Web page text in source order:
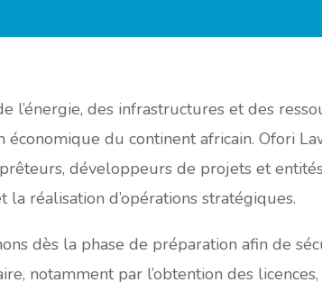
l’énergie, des infrastructures et des
économique du continent africain. Ofori
développeurs de projets et
la réalisation d’opérations stratégiques.
dès la phase de préparation afin de
notamment par l’obtention des